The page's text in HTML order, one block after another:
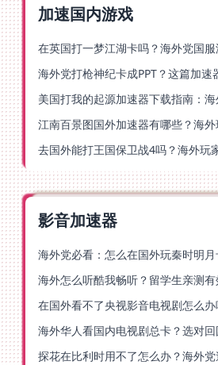
加速国内游戏
影音加速器